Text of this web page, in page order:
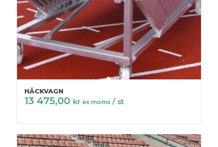
HÄCKVAGN
13 475,00 kr ex moms / st